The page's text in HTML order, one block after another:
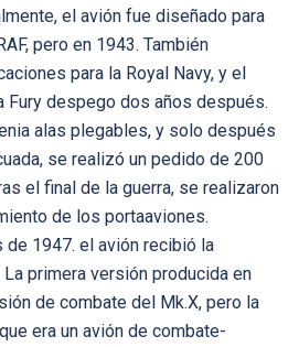
el avión fue diseñado para
pero en 1943. También
para la Royal Navy, y el
Fury despego dos años después.
alas plegables, y solo después
se realizó un pedido de 200
el final de la guerra, se realizaron
de los portaaviones.
de 1947. el avión recibió la
primera versión producida en
de combate del Mk.X, pero la
era un avión de combate-